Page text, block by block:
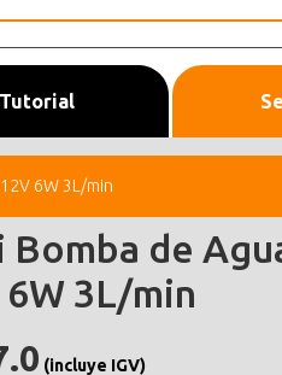
6W 3L/min
Bomba de
3L/min
(incluye IGV)